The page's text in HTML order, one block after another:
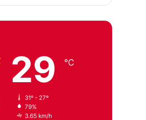
29 ℃
31º - 27º
79%
3.65 km/h